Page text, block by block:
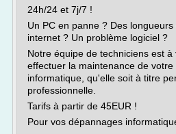
24h/24 et 7j/7 !
Un PC en panne ? Des
internet ? Un problème logiciel ?
Notre équipe de techniciens est
effectuer la maintenance de votre
informatique, qu'elle soit à titre
professionnelle.
Tarifs à partir de 45EUR !
Pour vos dépannages